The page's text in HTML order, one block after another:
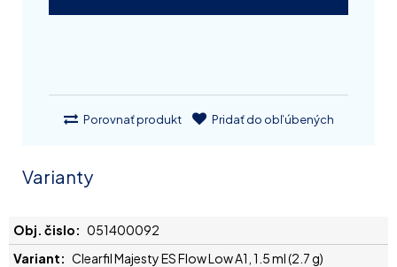
Porovnať produkt Pridať do obľúbených
Varianty
051400092
Clearfil Majesty ES Flow Low A1, 1.5 ml (2.7 g)